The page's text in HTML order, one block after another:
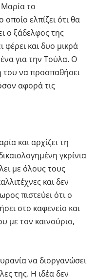
το
ελπίζει ότι θα
ο ξάδελφος της
και δυο μικρά
για την Τούλα. Ο
του να προσπαθήσει
αφορά τις
και αρχίζει τη
γκρίνια
με όλους τους
και δεν
πιστεύει ότι ο
στο καφενείο και
με τον καινούριο,
να διοργανώσει
της. Η ιδέα δεν